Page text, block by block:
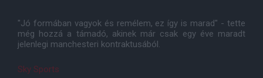
"Jó formában vagyok és remélem, ez így is marad" - tette
még hozzá a támadó, akinek már csak egy éve maradt
jelenlegi manchesteri kontraktusából.
Sky Sports